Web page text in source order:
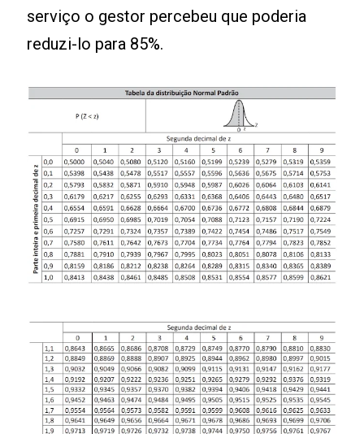
serviço o gestor percebeu que poderia
reduzi-lo para 85%.